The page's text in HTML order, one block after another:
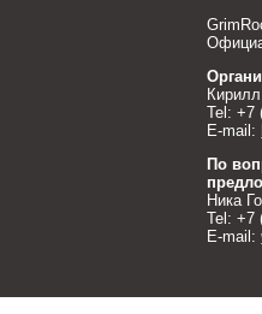
Tel: +7
E-mail:
По
Ника
Tel: +7
E-mail: